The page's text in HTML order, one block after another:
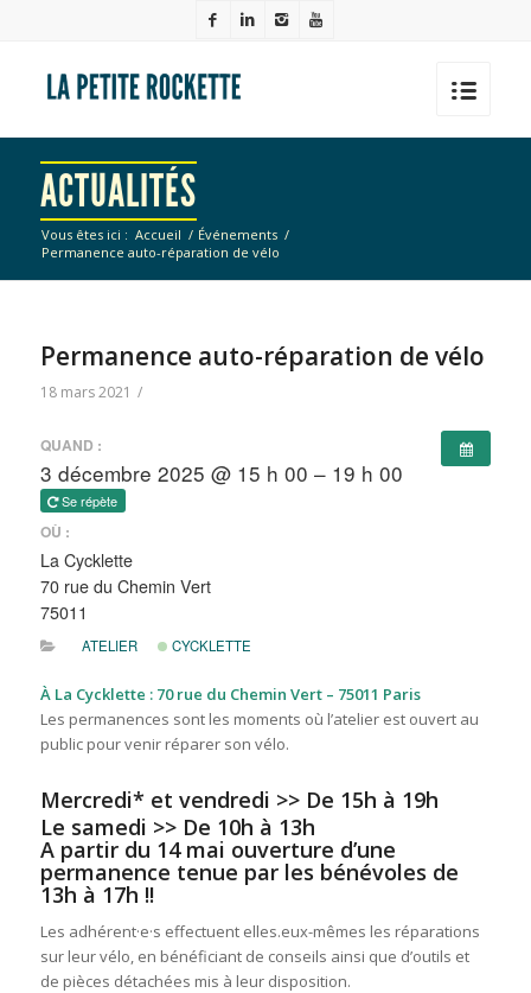
ACTUALITÉS
Vous êtes ici : Accueil / Événements /
Permanence auto-réparation de vélo
Permanence auto-réparation de vélo
18 mars 2021 /
QUAND :
3 décembre 2025 @ 15 h 00 – 19 h 00
Se répète
OÙ :
La Cycklette
70 rue du Chemin Vert
75011
ATELIER CYCKLETTE
À La Cycklette : 70 rue du Chemin Vert – 75011 Paris
Les permanences sont les moments où l’atelier est ouvert au
public pour venir réparer son vélo.
Mercredi* et vendredi >> De 15h à 19h
Le samedi >> De 10h à 13h
A partir du 14 mai ouverture d’une
permanence tenue par les bénévoles de
13h à 17h !!
Les adhérent·e·s effectuent elles.eux-mêmes les réparations
sur leur vélo, en bénéficiant de conseils ainsi que d’outils et
de pièces détachées mis à leur disposition.